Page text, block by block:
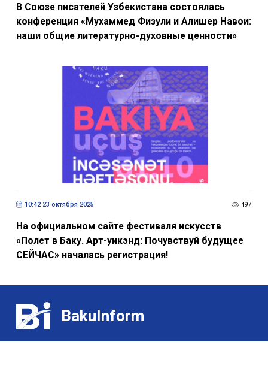
В Союзе писателей Узбекистана состоялась
конференция «Мухаммед Физули и Алишер Навои:
наши общие литературно-духовные ценности»
10:42 23 октября 2025 497
На официальном сайте фестиваля искусств
«Полет в Баку. Арт-уикэнд: Почувствуй будущее
СЕЙЧАС» началась регистрация!
BakuInform